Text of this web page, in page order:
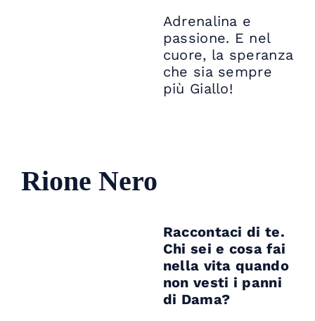
Adrenalina e
passione. E nel
cuore, la speranza
che sia sempre
più Giallo!
Rione Nero
Raccontaci di te.
Chi sei e cosa fai
nella vita quando
non vesti i panni
di Dama?